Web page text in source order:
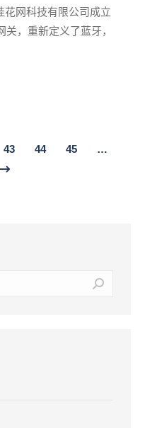
花网科技有限公司成立
，重新定义了蓝牙，
43 44 45
…